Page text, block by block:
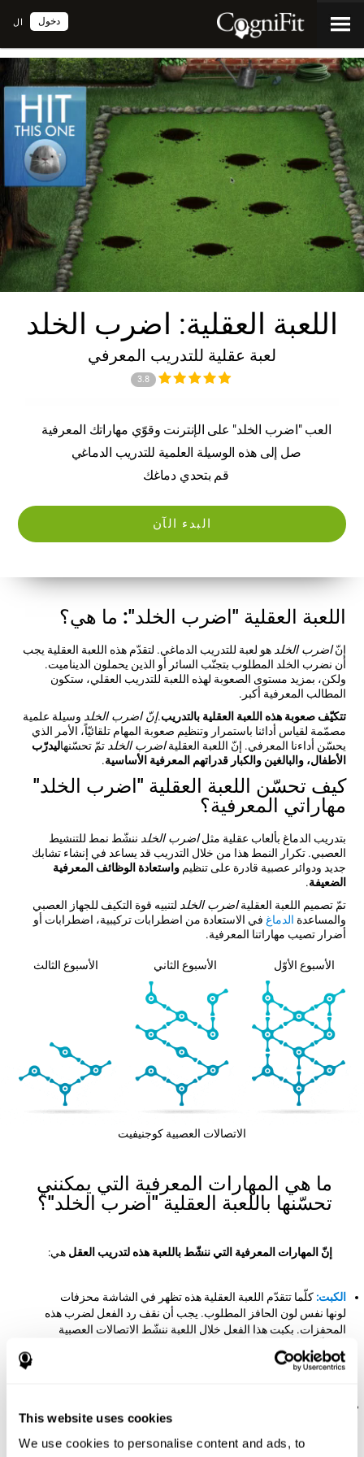
This website uses cookies
We use cookies to personalise content and ads, to
ال دخول
اللعبة العقلية: اضرب الخلد
لعبة عقلية للتدريب المعرفي
3.8
العب "اضرب الخلد" على الإنترنت وقوّي مهاراتك المعرفية
صل إلى هذه الوسيلة العلمية للتدريب الدماغي
قم بتحدي دماغك
البدء الآن
اللعبة العقلية "اضرب الخلد": ما هي؟
إنّاضرب الخلد هو لعبة للتدريب الدماغي. لتقدّم هذه اللعبة العقلية يجب
أن نضرب الخلد المطلوب بتجنّب السائر أو الذين يحملون الديناميت.
ولكن، بمزيد مستوى الصعوبة لهذه اللعبة للتدريب العقلي، ستكون
المطالب المعرفية أكبر.
تتكيّف صعوبة هذه اللعبة العقلية بالتدريب.إنّ اضرب الخلد وسيلة علمية
مصمّمة لقياس أدائنا باستمرار وتنظيم صعوبة المهام تلقائيّاً، الأمر الذي
يحسّن أداءنا المعرفي. إنّ اللعبة العقليةاضرب الخلد تمّ تحسّنهاليدرّب
الأطفال، والبالغين والكبار قدراتهم المعرفية الأساسية.
كيف تحسّن اللعبة العقلية "اضرب الخلد"
مهاراتي المعرفية؟
بتدريب الدماغ بألعاب عقلية مثلاضرب الخلد ننشّط نمط للتنشيط
العصبي. تكرار النمط هذا من خلال التدريب قد يساعد في إنشاء تشابك
جديد ودوائر عصبية قادرة على تنظيمواستعادة الوظائف المعرفية
الضعيفة.
تمّ تصميم اللعبة العقليةاضرب الخلد لتنبيه قوة التكيف للجهاز العصبي
والمساعدة الدماغ في الاستعادة من اضطرابات تركيبية، اضطرابات أو
أضرار تصيب مهاراتنا المعرفية.
الأسبوع الأوّل الأسبوع الثاني الأسبوع الثالث
الاتصالات العصبية كوجنيفيت
ما هي المهارات المعرفية التي يمكنني
تحسّنها باللعبة العقلية "اضرب الخلد"؟
إنّ المهارات المعرفية التي ننشّط باللعبة هذه لتدريب العقل هي:
الكبت: كلّما تتقدّم اللعبة العقلية هذه تظهر في الشاشة محزفات
لونها نفس لون الحافز المطلوب. يجب أن نقف رد الفعل لضرب هذه
المحفزات. بكبت هذا الفعل خلال اللعبة ننشّط الاتصالات العصبية
إيقاف السلوك غير المناسب و إنشاء أجوبة من خلال الانتباه
المطلوب قبل اختفائه، لذلك نحتاج إلى رد الفعل الجيّد لضربها في
الوقت. بممارسة هذه اللعبة ننشّط زمن الكمون. إنّ تحسّن هذه